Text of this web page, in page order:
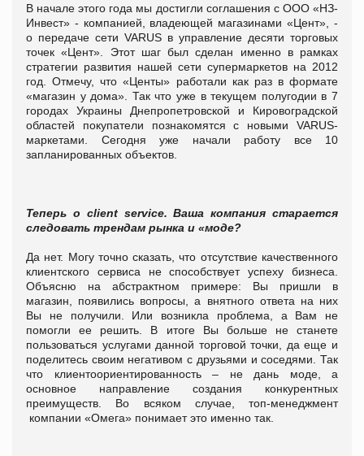
В начале этого года мы достигли соглашения с ООО «НЗ-
Инвест» - компанией, владеющей магазинами «Цент», -
о передаче сети VARUS в управление десяти торговых
точек «Цент». Этот шаг был сделан именно в рамках
стратегии развития нашей сети супермаркетов на 2012
год.
Отмечу, что «Центы» работали как раз в формате
«магазин у дома». Так что уже в текущем полугодии в 7
городах Украины Днепропетровской и Кировоградской
областей покупатели познакомятся с новыми VARUS-
маркетами. Сегодня уже начали работу все 10
запланированных объектов.
Теперь о client service. Ваша компания старается
следовать трендам рынка и «моде?
Да нет. Могу точно сказать, что отсутствие качественного
клиентского сервиса не способствует успеху бизнеса.
Объясню на абстрактном примере: Вы пришли в
магазин, появились вопросы, а внятного ответа на них
Вы не получили. Или возникла проблема, а Вам не
помогли ее решить. В итоге Вы больше не станете
пользоваться услугами данной торговой точки, да еще и
поделитесь своим негативом с друзьями и соседями. Так
что клиентоориентированность – не дань моде, а
основное направление создания конкурентных
преимуществ. Во всяком случае, топ-менеджмент
компании «Омега» понимает это именно так.